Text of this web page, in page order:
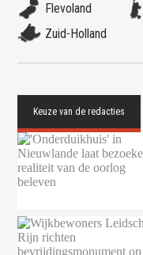
Flevoland
Zuid-Holland